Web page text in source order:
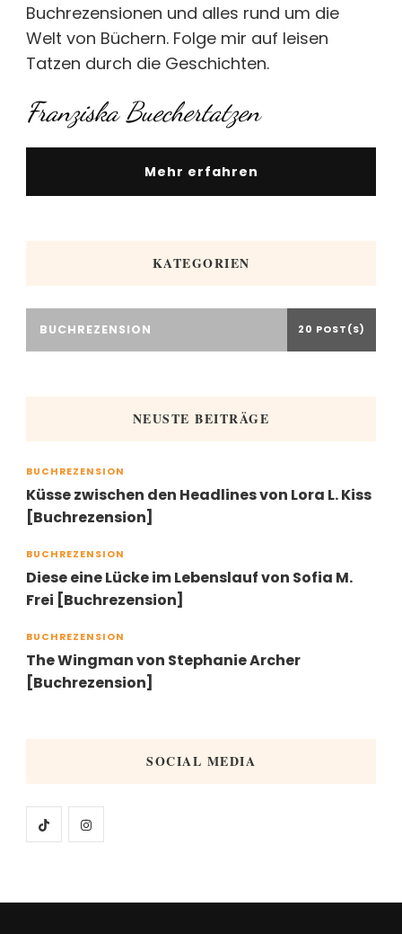
Buchrezensionen und alles rund um die
Welt von Büchern. Folge mir auf leisen
Tatzen durch die Geschichten.
Franziska Buechertatzen
Mehr erfahren
KATEGORIEN
BUCHREZENSION 20 POST(S)
NEUSTE BEITRÄGE
BUCHREZENSION
Küsse zwischen den Headlines von Lora L. Kiss
[Buchrezension]
BUCHREZENSION
Diese eine Lücke im Lebenslauf von Sofia M.
Frei [Buchrezension]
BUCHREZENSION
The Wingman von Stephanie Archer
[Buchrezension]
SOCIAL MEDIA